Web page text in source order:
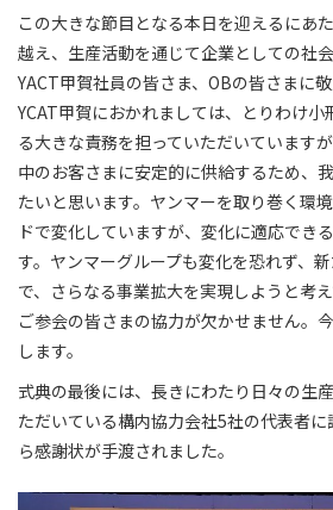
この大きな節目となる本日を迎えるにあ
越え、生産活動を通じて企業としての社
YACT甲賀社員の皆さま、OBの皆さまに敬
YCAT甲賀におかれましては、とりわけ
る大きな責務を担っていただいています
中のお客さまに安定的に供給するため、
たいと思います。ヤンマーを取り巻く環
ドで変化していますが、変化に適応でき
す。ヤンマーグループも変化を恐れず、
で、さらなる事業拡大を実現しようと考
ご参会の皆さまの協力が欠かせません。
します。
式典の最後には、長きにわたり日々の生
ただいている構内協力会社5社の代表者
ら感謝状が手渡されました。